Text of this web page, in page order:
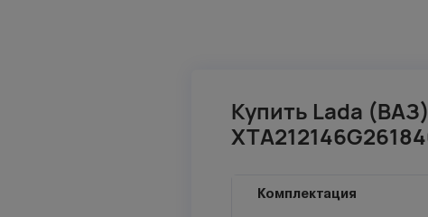
Купить Lada
Комплектация